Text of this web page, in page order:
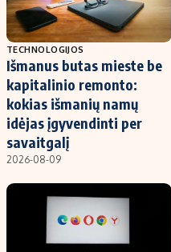
TECHNOLOGIJOS
Išmanus butas mieste be
kapitalinio remonto:
kokias išmanių namų
idėjas įgyvendinti per
savaitgalį
2026-08-09